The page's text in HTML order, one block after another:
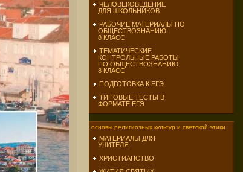
ЧЕЛОВЕКОВЕДЕНИЕ
ДЛЯ ШКОЛЬНИКОВ
РАБОЧИЕ МАТЕРИАЛЫ ПО
ОБЩЕСТВОЗНАНИЮ.
8 КЛАСС
ТЕМАТИЧЕСКИЕ
КОНТРОЛЬНЫЕ РАБОТЫ
ПО ОБЩЕСТВОЗНАНИЮ.
8 КЛАСС
ПОДГОТОВКА К ЕГЭ
ТИПОВЫЕ ТЕСТЫ В
ФОРМАТЕ ЕГЭ
основы религиозных культур и светской этики
МАТЕРИАЛЫ ДЛЯ
УЧИТЕЛЯ
ХРИСТИАНСТВО